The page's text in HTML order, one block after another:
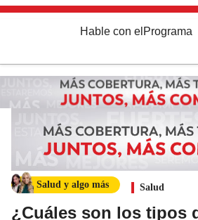
Hable con el Programa
Salud y algo más Salud
¿Cuáles son los tipos